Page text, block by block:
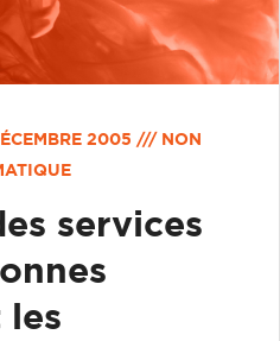
2005 /// NON
services
les